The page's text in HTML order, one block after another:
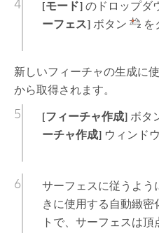
[モード]のドロップダ
ーフェス]ボタン を
新しいフィーチャの生成に
から取得されます。
[フィーチャ作成]ボタ
ーチャ作成]ウィンドウ
サーフェスに従うよう
きに使用する自動緻
トで、サーフェスは